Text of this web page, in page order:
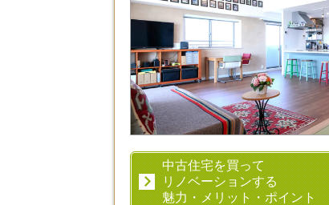
中古住宅を買って
リノベーションする
魅力・メリット・ポイント